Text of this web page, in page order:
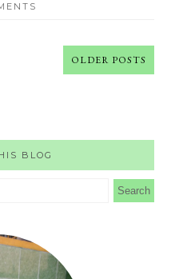
OLDER POSTS
BLOG